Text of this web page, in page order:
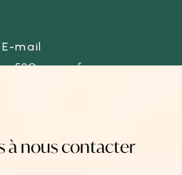
E-mail
à nous contacter